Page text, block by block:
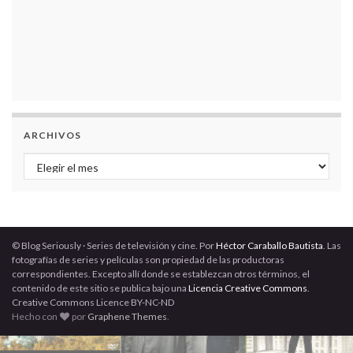
ARCHIVOS
Archivos
© Blog Seriously · Series de televisión y cine. PorHéctor Caraballo Bautista. Las
fotografías de series y películas son propiedad de las productoras
correspondientes. Excepto allí donde se establezcan otros términos, el
contenido de este sitio se publica bajo una Licencia Creative Commons.
Creative Commons Licence BY-NC-ND
Hecho con
por Graphene Themes.